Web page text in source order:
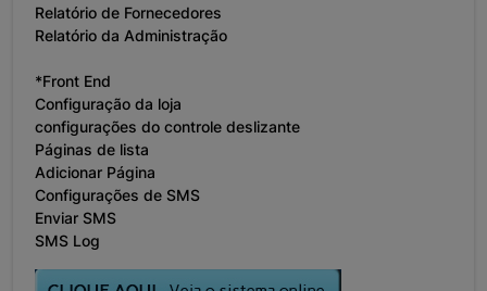
Relatório de Fornecedores
Relatório da Administração
*Front End
Configuração da loja
configurações do controle deslizante
Páginas de lista
Adicionar Página
Configurações de SMS
Enviar SMS
SMS Log